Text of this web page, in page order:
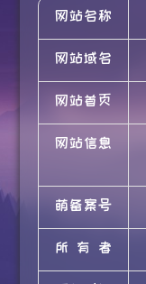
网站名称
网站域名
网站首页
网站信息
萌备案号
所有者